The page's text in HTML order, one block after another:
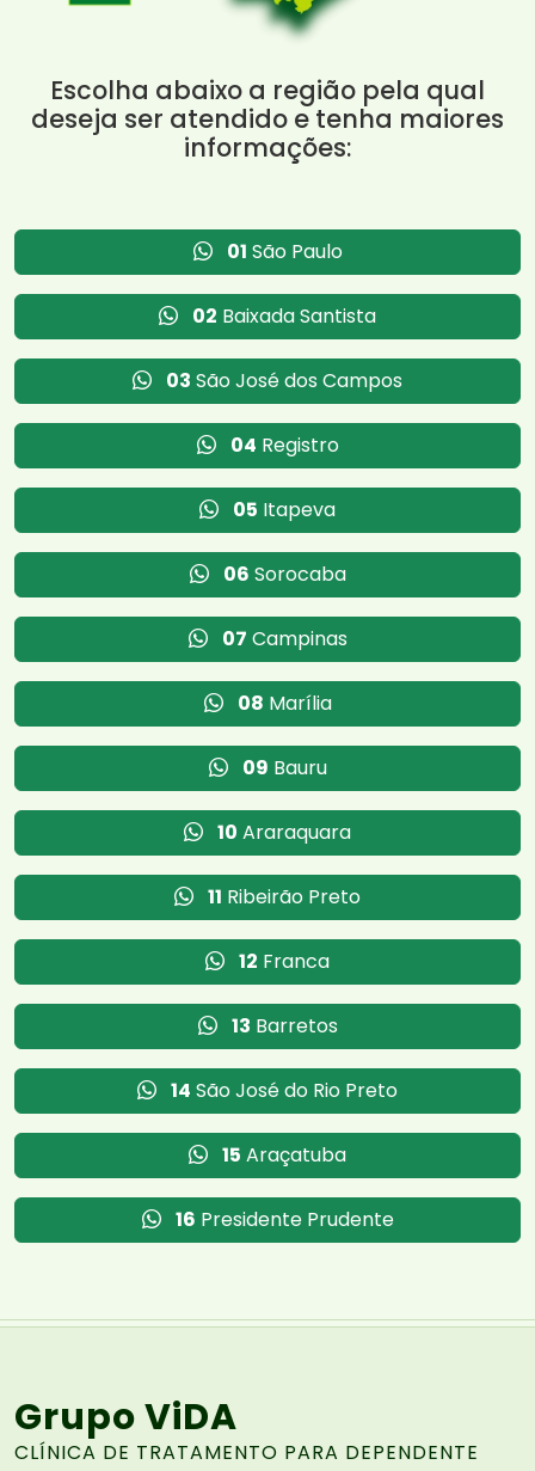
Escolha abaixo a região pela qual
deseja ser atendido e tenha maiores
informações:
01 São Paulo
02 Baixada Santista
03 São José dos Campos
04 Registro
05 Itapeva
06 Sorocaba
07 Campinas
08 Marília
09 Bauru
10 Araraquara
11 Ribeirão Preto
12 Franca
13 Barretos
14 São José do Rio Preto
15 Araçatuba
16 Presidente Prudente
Grupo ViDA
CLÍNICA DE TRATAMENTO PARA DEPENDENTE